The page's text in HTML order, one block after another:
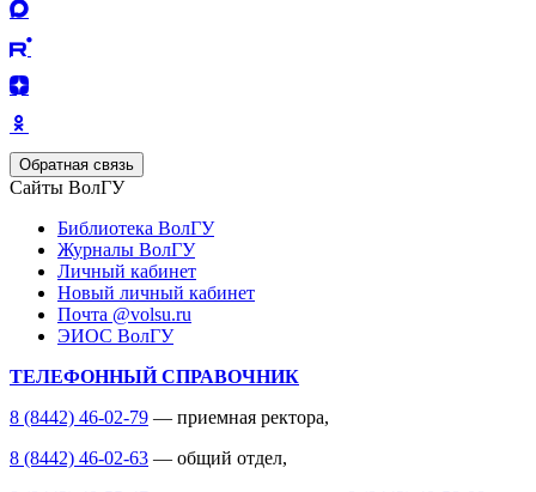
Обратная связь
Сайты ВолГУ
Библиотека ВолГУ
Журналы ВолГУ
Личный кабинет
Новый личный кабинет
Почта @volsu.ru
ЭИОС ВолГУ
ТЕЛЕФОННЫЙ СПРАВОЧНИК
8 (8442) 46-02-79 — приемная ректора,
8 (8442) 46-02-63 — общий отдел,